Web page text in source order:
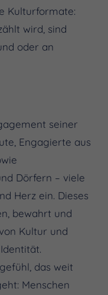
Kulturformate:
wird, sind
oder an
seiner
Engagierte aus
Dörfern – viele
Herz ein. Dieses
bewahrt und
Kultur und
das weit
Menschen